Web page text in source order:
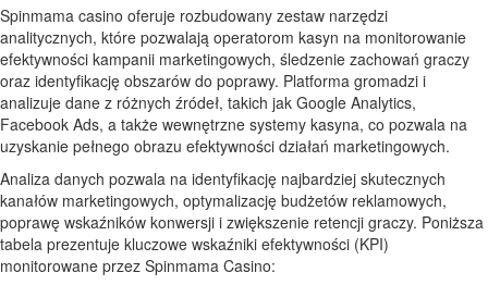
Spinmama casino oferuje rozbudowany zestaw narzędzi
analitycznych, które pozwalają operatorom kasyn na monitorowanie
efektywności kampanii marketingowych, śledzenie zachowań graczy
oraz identyfikację obszarów do poprawy. Platforma gromadzi i
analizuje dane z różnych źródeł, takich jak Google Analytics,
Facebook Ads, a także wewnętrzne systemy kasyna, co pozwala na
uzyskanie pełnego obrazu efektywności działań marketingowych.
Analiza danych pozwala na identyfikację najbardziej skutecznych
kanałów marketingowych, optymalizację budżetów reklamowych,
poprawę wskaźników konwersji i zwiększenie retencji graczy. Poniższa
tabela prezentuje kluczowe wskaźniki efektywności (KPI)
monitorowane przez Spinmama Casino: